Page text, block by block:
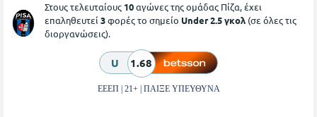
Στους τελευταίους 10αγώνες της ομάδας Πίζα, έχει
επαληθευτεί 3φορές το σημείο Under 2.5 γκολ (σε όλες τις
διοργανώσεις).
U 1.68
ΕΕΕΠ | 21+ | ΠΑΙΞΕ ΥΠΕΥΘΥΝΑ